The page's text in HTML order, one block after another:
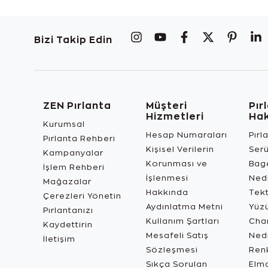
Bizi Takip Edin
ZEN Pırlanta
Kurumsal
Pırlanta Rehberi
Kampanyalar
İşlem Rehberi
Mağazalar
Çerezleri Yönetin
Pırlantanızı
Kaydettirin
İletişim
Müşteri
Hizmetleri
Hesap Numaraları
Kişisel Verilerin
Korunması ve
İşlenmesi
Hakkında
Aydınlatma Metni
Kullanım Şartları
Mesafeli Satış
Sözleşmesi
Sıkça Sorulan